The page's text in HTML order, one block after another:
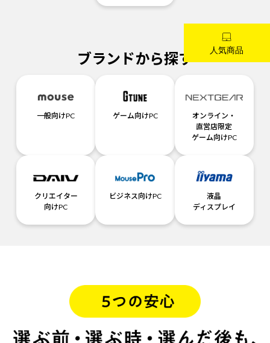
ブランドから探す
一般向けPC ゲーム向けPC
オンライン・
直営店限定
ゲーム向けPC
クリエイター
向けPC
ビジネス向けPC
液晶
ディスプレイ